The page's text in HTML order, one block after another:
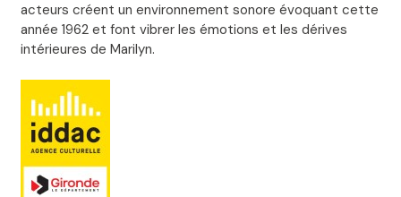
acteurs créent un environnement sonore évoquant cette
année 1962 et font vibrer les émotions et les dérives
intérieures de Marilyn.